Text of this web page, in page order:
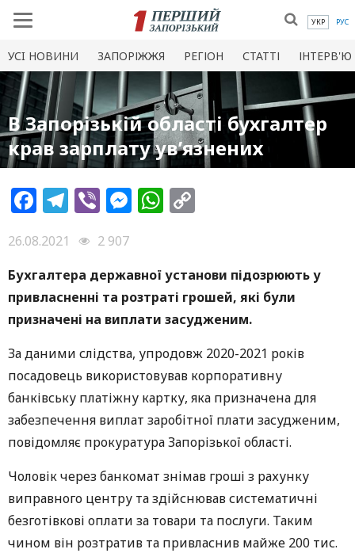
УКР РУС
УСI НОВИНИ ЗАПОРІЖЖЯ РЕГІОН СТАТТІ ІНТЕРВ'Ю
В Запорізькій області бухгалтер
крав зарплату ув’язнених
Facebook
Telegram
ViberMessenger
WhatsApp
26.08.2021
2 907
Бухгалтера державної установи підозрюють у
привласненні та розтраті грошей, які були
призначені на виплати засудженим.
За даними слідства, упродовж 2020-2021 років
посадовець використовував корпоративну
банківську платіжну картку, яка призначена для
забезпечення виплат заробітної плати засудженим,
повідомляє прокуратура Запорізької області.
Чоловік через банкомат знімав гроші з рахунку
виправного центру та здійснював систематичні
безготівкові оплати за товари та послуги. Таким
чином він розтратив та привласнив майже 200 тис.